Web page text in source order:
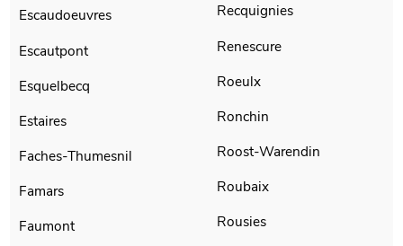
Escaudoeuvres
Escautpont
Esquelbecq
Estaires
Faches-Thumesnil
Famars
Faumont
Recquignies
Renescure
Roeulx
Ronchin
Roost-Warendin
Roubaix
Rousies